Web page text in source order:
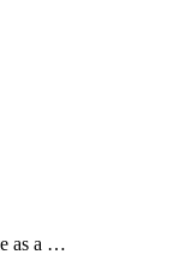
as a …